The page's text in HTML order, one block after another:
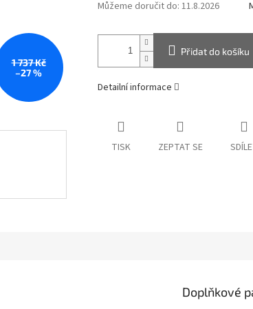
1 737 Kč
–27 %
Můžeme doručit do: 11.8.2026
Přidat do košíku
Detailní informace
TISK ZEPTAT SE
Doplňkové